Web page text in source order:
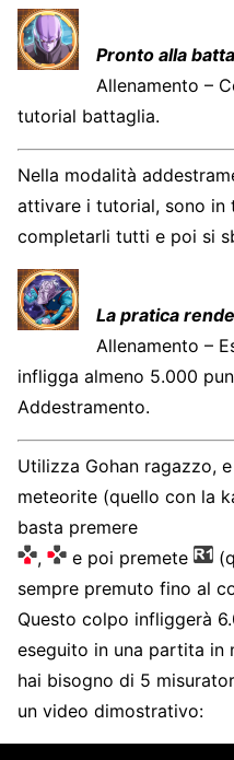
Pronto alla
Allenamento –
tutorial battaglia.
Nella modalità
attivare i tutorial, sono in
completarli tutti e poi si
La pratica
Allenamento –
infligga almeno 5.000
Addestramento.
Utilizza Gohan ragazzo,
meteorite (quello con la
basta premere
,
e poi premete
sempre premuto fino al
Questo colpo infliggerà
eseguito in una partita in
hai bisogno di 5
un video dimostrativo: